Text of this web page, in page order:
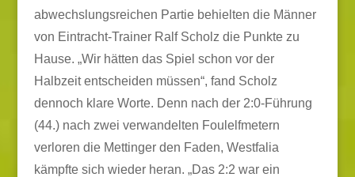
abwechslungsreichen Partie behielten die Männer
von Eintracht-Trainer Ralf Scholz die Punkte zu
Hause. „Wir hätten das Spiel schon vor der
Halbzeit entscheiden müssen“, fand Scholz
dennoch klare Worte. Denn nach der 2:0-Führung
(44.) nach zwei verwandelten Foulelfmetern
verloren die Mettinger den Faden, Westfalia
kämpfte sich wieder heran. „Das 2:2 war ein